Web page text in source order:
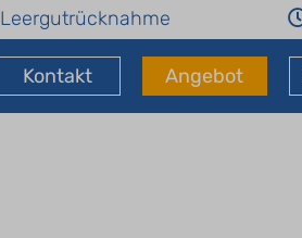
Leergutrücknahme
Kontakt Angebot